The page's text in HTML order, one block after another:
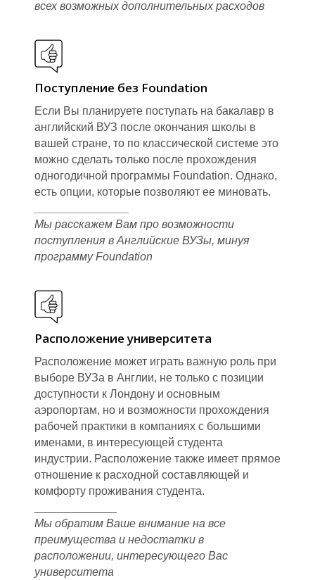
Р
всех возможных дополнительных расходов
Поступление без Foundation
Если Вы планируете поступать на бакалавр в
английский ВУЗ после окончания школы в
вашей стране, то по классической системе это
можно сделать только после прохождения
одногодичной программы Foundation. Однако,
есть опции, которые позволяют ее миновать.
Мы расскажем Вам про возможности
поступления в Английские ВУЗы, минуя
программу Foundation
Расположение университета
Расположение может играть важную роль при
выборе ВУЗа в Англии, не только с позиции
доступности к Лондону и основным
аэропортам, но и возможности прохождения
рабочей практики в компаниях с большими
именами, в интересующей студента
индустрии. Расположение также имеет прямое
отношение к расходной составляющей и
комфорту проживания студента.
Мы обратим Ваше внимание на все
преимущества и недостатки в
расположении, интересующего Вас
университета